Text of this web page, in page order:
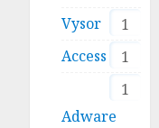
1
Vysor
1
Access
1
Adware